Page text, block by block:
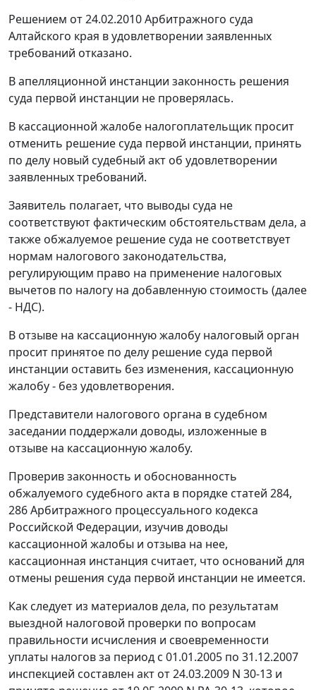
Решением от 24.02.2010 Арбитражного суда
Алтайского края в удовлетворении заявленных
требований отказано.
В апелляционной инстанции законность решения
суда первой инстанции не проверялась.
В кассационной жалобе налогоплательщик просит
отменить решение суда первой инстанции, принять
по делу новый судебный акт об удовлетворении
заявленных требований.
Заявитель полагает, что выводы суда не
соответствуют фактическим обстоятельствам дела, а
также обжалуемое решение суда не соответствует
нормам налогового законодательства,
регулирующим право на применение налоговых
вычетов по налогу на добавленную стоимость (далее
- НДС).
В отзыве на кассационную жалобу налоговый орган
просит принятое по делу решение суда первой
инстанции оставить без изменения, кассационную
жалобу - без удовлетворения.
Представители налогового органа в судебном
заседании поддержали доводы, изложенные в
отзыве на кассационную жалобу.
Проверив законность и обоснованность
обжалуемого судебного акта в порядке статей 284,
286Арбитражного процессуального кодекса
Российской Федерации, изучив доводы
кассационной жалобы и отзыва на нее,
кассационная инстанция считает, что оснований для
отмены решения суда первой инстанции не имеется.
Как следует из материалов дела, по результатам
выездной налоговой проверки по вопросам
правильности исчисления и своевременности
уплаты налогов за период с 01.01.2005 по 31.12.2007
инспекцией составлен акт от 24.03.2009 N 30-13 и